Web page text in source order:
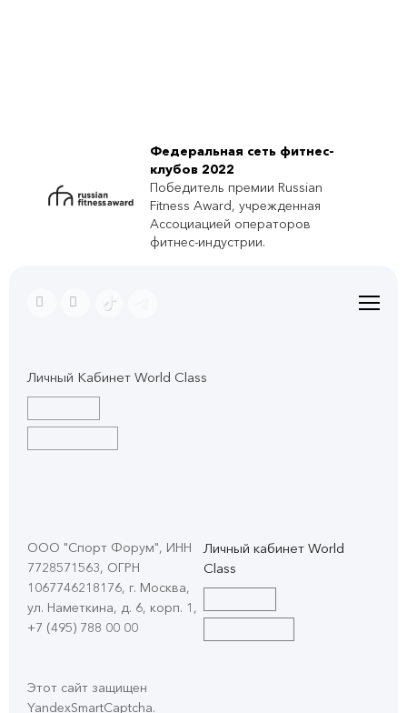
Федеральная сеть фитнес-
клубов 2022
Победитель премии Russian
Fitness Award, учрежденная
Ассоциацией операторов
фитнес-индустрии.
Личный Кабинет World Class
ООО "Спорт Форум", ИНН
7728571563, ОГРН
1067746218176, г. Москва,
ул. Наметкина, д. 6, корп. 1 ,
+7 (495) 788 00 00
Этот сайт защищен
YandexSmartCaptcha.
Личный кабинет World
Class